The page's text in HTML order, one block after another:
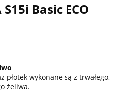
S15i Basic ECO
płotek wykonane są z trwałego,
żeliwa.